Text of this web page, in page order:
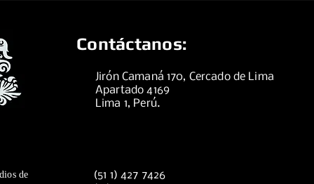
Contáctanos:
Jirón Camaná 170, Cercado de Lima
Apartado 4169
Lima 1, Perú.
de
(51 1) 427 7426